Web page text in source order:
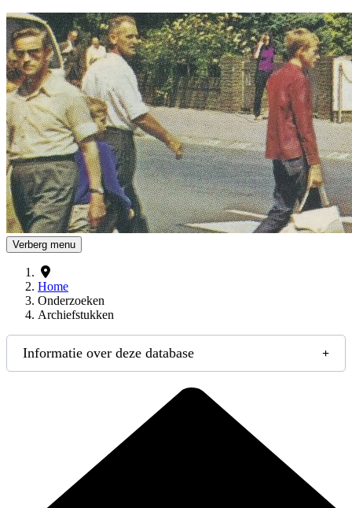
Drents Archief
Verberg menu
Home
Onderzoeken
Archiefstukken
Informatie over deze database